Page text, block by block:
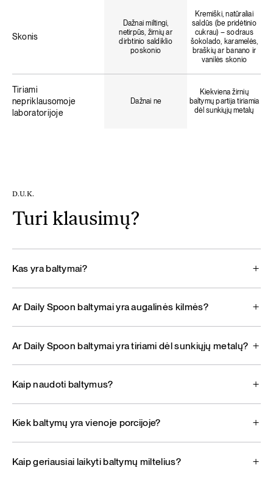
Skonis
Dažnai miltingi,
netirpūs, žirnių ar
dirbtinio saldiklio
poskonio
Kremiški, natūraliai
saldūs (be pridėtinio
cukrau) – sodraus
šokolado, karamelės,
braškių ar banano ir
vanilės skonio
Tiriami
nepriklausomoje
laboratorijoje
Dažnai ne
Kiekviena žirnių
baltymų partija tiriamia
dėl sunkiųjų metalų
D.U.K.
Turi klausimų?
Kas yra baltymai?
Ar Daily Spoon baltymai yra augalinės kilmės?
Ar Daily Spoon baltymai yra tiriami dėl sunkiųjų metalų?
Kaip naudoti baltymus?
Kiek baltymų yra vienoje porcijoje?
Kaip geriausiai laikyti baltymų miltelius?